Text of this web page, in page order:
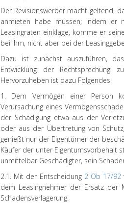
Der Revisionswerber macht geltend,
anmieten habe müssen; indem er
Leasingraten einklage, komme er
bei ihm, nicht aber bei der
Dazu ist zunächst auszuführen,
Entwicklung der Rechtsprechung
Hervorzuheben ist dazu Folgendes:
1. Dem Vermögen einer Person
Verursachung eines
der Schädigung etwa aus der
oder aus der Übertretung von
genießt nur der Eigentümer der
Käufer der unter Eigentumsvorbehalt
unmittelbar Geschädigter, sein
2.1. Mit der Entscheidung 2 Ob 17/92
dem Leasingnehmer der Ersatz der
Schadensverlagerung.